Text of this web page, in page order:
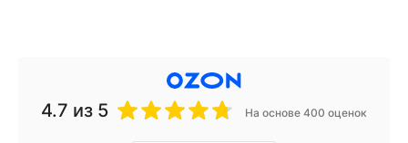
4.7 из 5 На основе 400 оценок